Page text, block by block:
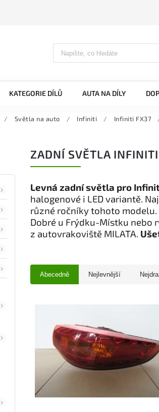
KATEGORIE DÍLŮ AUTA NA DÍLY
/ Světla na auto / Infiniti / Infiniti FX37
ZADNÍ SVĚTLA
Levná zadní světla pro
halogenové i LED variantě.
různé ročníky tohoto modelu.
Dobré u Frýdku-Místku nebo
z autovrakoviště MILATA.
Abecedně Nejlevnější